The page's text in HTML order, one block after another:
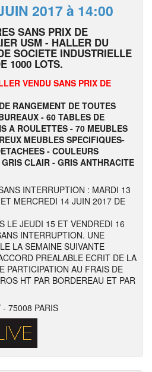
2017 à 14:00
SANS PRIX DE
USM - HALLER DU
SOCIETE INDUSTRIELLE
1000 LOTS.
VENDU SANS PRIX DE
RANGEMENT DE TOUTES
- 60 TABLES DE
A ROULETTES - 70 MEUBLES
MEUBLES SPECIFIQUES-
- COULEURS
CLAIR - GRIS ANTHRACITE
INTERRUPTION : MARDI 13
MERCREDI 14 JUIN 2017 DE
LE JEUDI 15 ET VENDREDI 16
INTERRUPTION. UNE
LA SEMAINE SUIVANTE
PREALABLE ECRIT DE LA
PARTICIPATION AU FRAIS DE
HT PAR BORDEREAU ET PAR
- 75008 PARIS